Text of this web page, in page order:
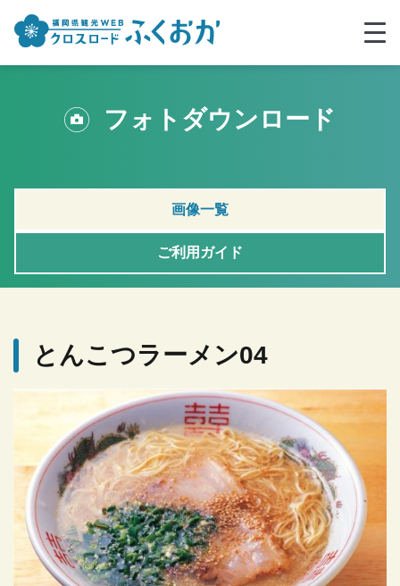
フォトダウンロード
画像一覧
ご利用ガイド
とんこつラーメン04